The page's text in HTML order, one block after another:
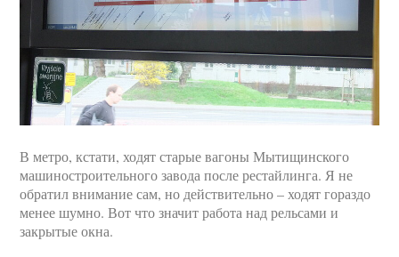
В метро, кстати, ходят старые вагоны Мытищинского
машиностроительного завода после рестайлинга. Я не
обратил внимание сам, но действительно – ходят гораздо
менее шумно. Вот что значит работа над рельсами и
закрытые окна.